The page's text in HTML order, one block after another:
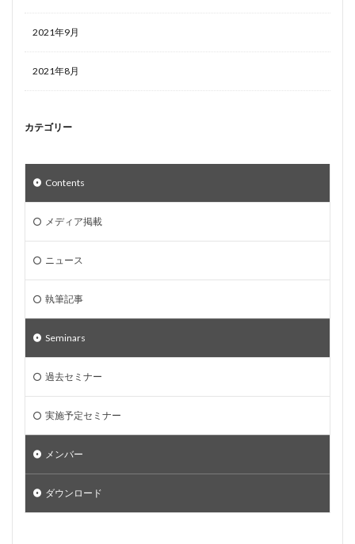
2021年9月
2021年8月
カテゴリー
Contents
メディア掲載
ニュース
執筆記事
Seminars
過去セミナー
実施予定セミナー
メンバー
ダウンロード